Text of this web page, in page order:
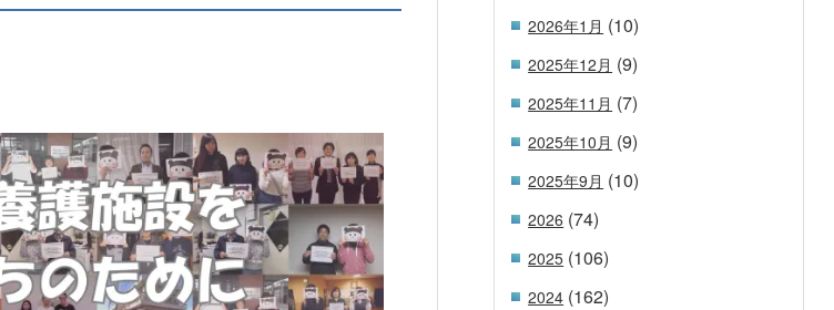
2026年1月 (10)
2025年12月 (9)
2025年11月 (7)
2025年10月 (9)
2025年9月 (10)
2026 (74)
2025 (106)
2024 (162)